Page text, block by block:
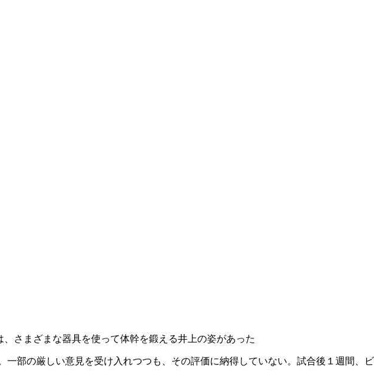
さまざまな器具を使って体幹を鍛える井上の姿があった
部の厳しい意見を受け入れつつも、その評価に納得していない。試合後１週間、ビ